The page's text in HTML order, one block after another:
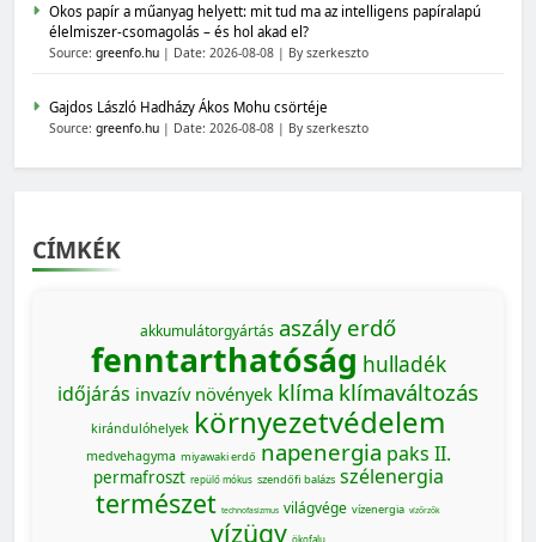
Okos papír a műanyag helyett: mit tud ma az intelligens papíralapú
élelmiszer-csomagolás – és hol akad el?
Source: greenfo.hu Date: 2026-08-08 By szerkeszto
Gajdos László Hadházy Ákos Mohu csörtéje
Source: greenfo.hu Date: 2026-08-08 By szerkeszto
CÍMKÉK
akkumulátorgyártás aszály erdő
fenntarthatóság hulladék
időjárás invazív növények klíma klímaváltozás
kirándulóhelyek környezetvédelem
medvehagyma miyawaki erdő napenergia paks II.
permafroszt repülő mókus szendőfi balázs szélenergia
természet technofasizmus világvége vízenergia vízőrzők
vízügy ökofalu